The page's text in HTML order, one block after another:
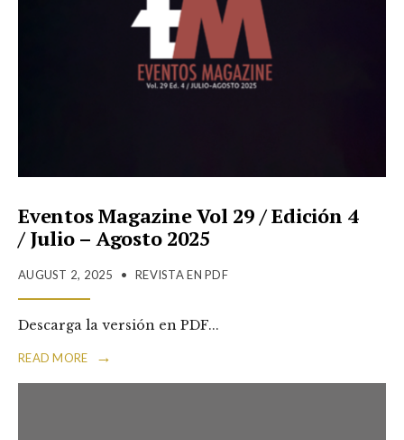
Eventos Magazine Vol 29 / Edición 4
/ Julio – Agosto 2025
AUGUST 2, 2025 • REVISTA EN PDF
Descarga la versión en PDF...
READ MORE →